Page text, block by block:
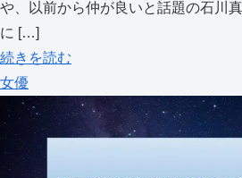
や、以前から仲が良いと話題の石川
に […]
続きを読む
女優